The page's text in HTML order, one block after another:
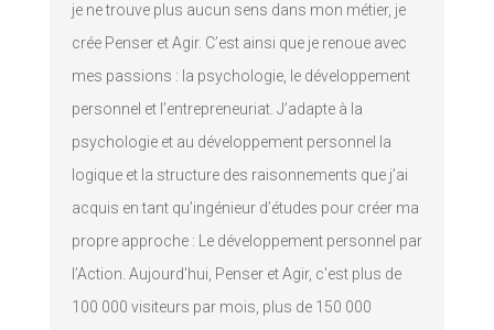
je ne trouve plus aucun sens dans mon métier, je
crée Penser et Agir. C’est ainsi que je renoue avec
mes passions : la psychologie, le développement
personnel et l’entrepreneuriat. J’adapte à la
psychologie et au développement personnel la
logique et la structure des raisonnements que j’ai
acquis en tant qu’ingénieur d’études pour créer ma
propre approche : Le développement personnel par
l’Action. Aujourd'hui, Penser et Agir, c'est plus de
100 000 visiteurs par mois, plus de 150 000